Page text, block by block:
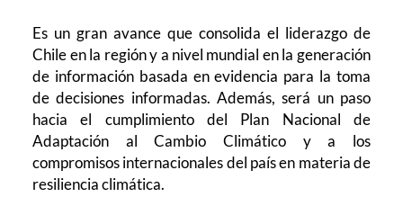
Es un gran avance que consolida el liderazgo de
Chile en la región y a nivel mundial en la generación
de información basada en evidencia para la toma
de decisiones informadas. Además, será un paso
hacia el cumplimiento del Plan Nacional de
Adaptación al Cambio Climático y a los
compromisos internacionales del país en materia de
resiliencia climática.